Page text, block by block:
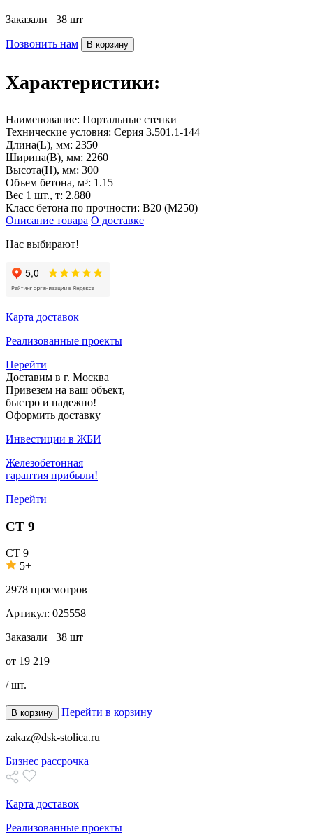
Заказали 38 шт
Позвонить нам В корзину
Характеристики:
Наименование: Портальные стенки
Технические условия: Серия 3.501.1-144
Длина(L), мм: 2350
Ширина(B), мм: 2260
Высота(H), мм: 300
Объем бетона, м³: 1.15
Вес 1 шт., т: 2.880
Класс бетона по прочности: B20 (M250)
Описание товара О доставке
Нас выбирают!
Карта доставок
Реализованные проекты
Перейти
Доставим в г. Москва
Привезем на ваш объект,
быстро и надежно!
Оформить доставку
Инвестиции в ЖБИ
Железобетонная
гарантия прибыли!
Перейти
СТ 9
СТ 9
5+
2978 просмотров
Артикул: 025558
Заказали 38 шт
от 19 219
/ шт.
В корзину Перейти в корзину
zakaz@dsk-stolica.ru
Бизнес рассрочка
Карта доставок
Реализованные проекты